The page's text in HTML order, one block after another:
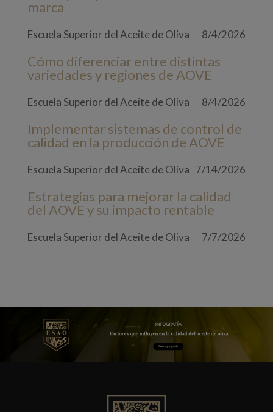
marca
Escuela Superior del Aceite de Oliva 8/4/2026
Cómo diferenciar entre distintas
variedades y regiones de AOVE
Escuela Superior del Aceite de Oliva 8/4/2026
Implementar sistemas de control de
calidad en la producción de AOVE
Escuela Superior del Aceite de Oliva 7/14/2026
Estrategias para mejorar la calidad
del AOVE y su impacto rentable
Escuela Superior del Aceite de Oliva 7/7/2026